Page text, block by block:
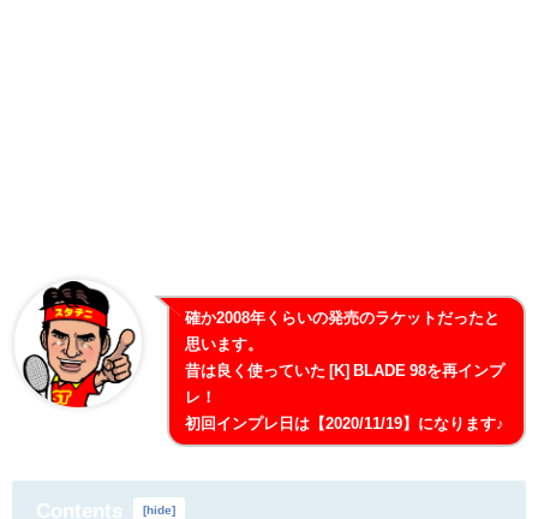
確か2008年くらいの発売のラケットだったと
思います。
昔は良く使っていた [K] BLADE 98を再インプ
レ！
初回インプレ日は【2020/11/19】になります♪
Contents [hide]